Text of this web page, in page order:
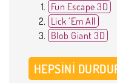
Fun Escape 3D
Lick ‘Em All
Blob Giant 3D
HEPSINI